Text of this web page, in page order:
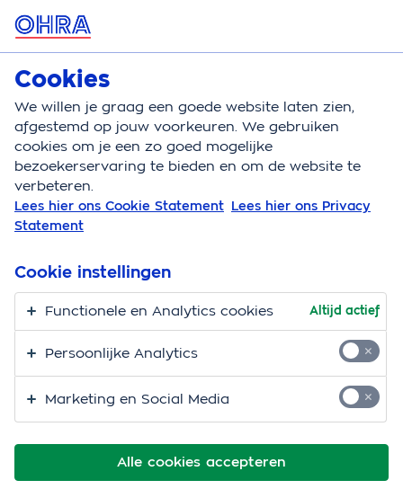
MENU
Reisverzekering
Reisverzekering Schade
Schade op reis, wat
nu?
genieten. Schade aan je spullen is iets waar je liever
niet aan denkt. Met de OHRA Reisverzekering ga je
altijd onbezorgd op reis. Want gebeurt er toch iets
tijdens je vakantie? Dan helpen wij je snel weer verder.
Meld direct je schade
Activeer Mijn OHRA
Cookies
We willen je graag een goede website laten zien,
afgestemd op jouw voorkeuren. We gebruiken
cookies om je een zo goed mogelijke
bezoekerservaring te bieden en om de website te
verbeteren.
Lees hier ons Cookie Statement Lees hier ons Privacy
Statement
Alle cookies accepteren
Cookie instellingen
Functionele en Analytics cookies Altijd actief
Persoonlijke Analytics
Marketing en Social Media